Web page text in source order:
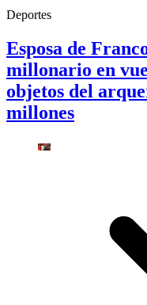
Deportes
Esposa de
millonario en
objetos del
millones